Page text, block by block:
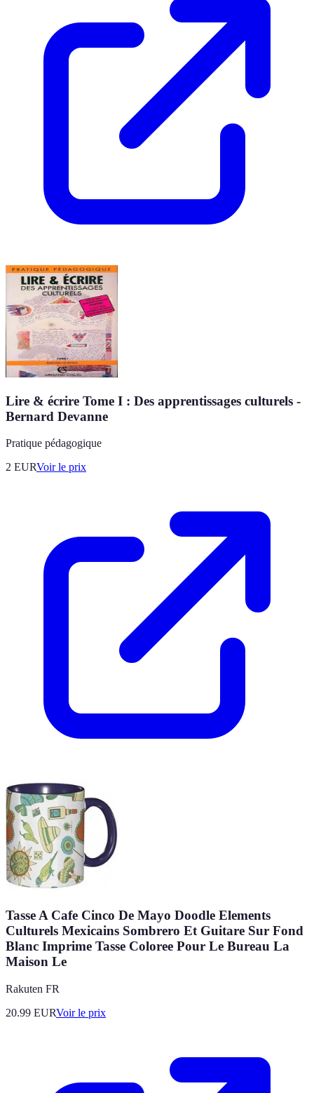
Lire & écrire Tome I : Des apprentissages culturels -
Bernard Devanne
Pratique pédagogique
2 EURVoir le prix
Tasse A Cafe Cinco De Mayo Doodle Elements
Culturels Mexicains Sombrero Et Guitare Sur Fond
Blanc Imprime Tasse Coloree Pour Le Bureau La
Maison Le
Rakuten FR
20.99 EURVoir le prix